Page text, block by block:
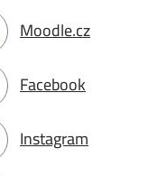
Moodle.cz
Facebook
Instagram